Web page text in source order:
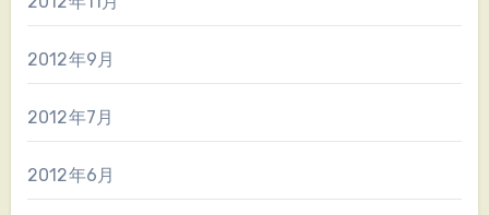
2012年9月
2012年7月
2012年6月